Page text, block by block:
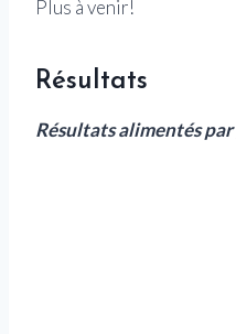
Plus à venir!
Résultats
Résultats alimentés par